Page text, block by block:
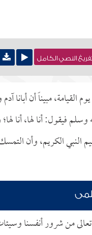
النصي الكامل
مبيناً أن أبانا
فيقول: أنا لها، أنا
الكريم، وأن التمسك
من شرور أنفسنا